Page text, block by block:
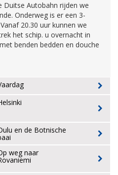
Duitse Autobahn rijden we
Onderweg is er een 3-
20.30 uur kunnen we
het schip. u overnacht in
benden bedden en douche
en de Botnische
weg naar